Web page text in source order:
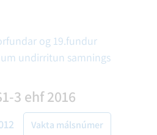
og 19.fundur
um undirritun samnings
3 ehf 2016
Vakta málsnúmer